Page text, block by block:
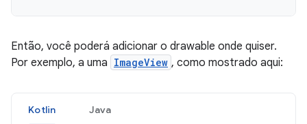
Então, você poderá adicionar o drawable onde quiser.
Por exemplo, a uma ImageView , como mostrado aqui:
Kotlin Java